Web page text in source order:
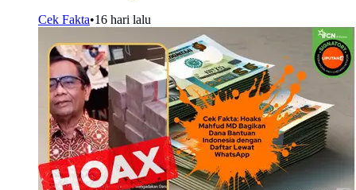
Cek Fakta•16 hari lalu